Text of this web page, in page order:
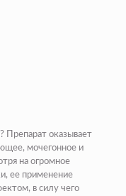
Препарат оказывает
мочегонное и
на огромное
ее применение
в силу чего